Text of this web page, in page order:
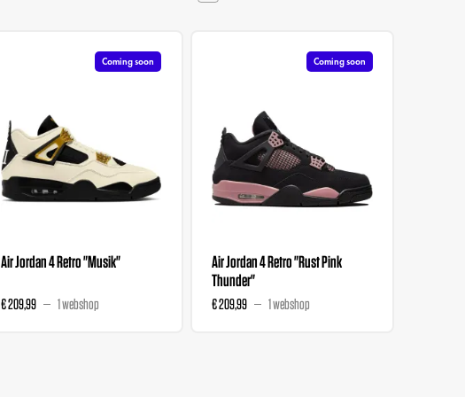
Coming soon
Air Jordan 4 Retro "Musik"
€ 209,99 1 webshop
Coming soon
Air Jordan 4 Retro "Rust Pink
Thunder"
€ 209,99 1 webshop